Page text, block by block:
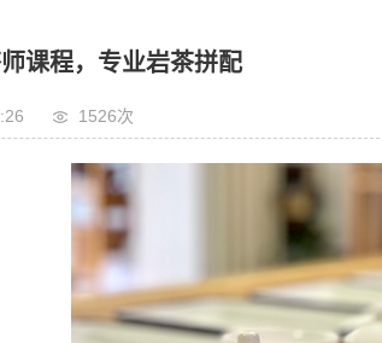
课程，专业岩茶拼配
1526次